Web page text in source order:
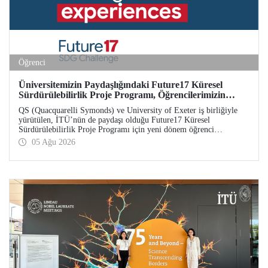
Öğrenci
Üniversitemizin Paydaşlığındaki Future17 Küresel
Sürdürülebilirlik Proje Programı, Öğrencilerimizin
Başvurularını Bekliyor
QS (Quacquarelli Symonds) ve University of Exeter iş birliğiyle
yürütülen, İTÜ’nün de paydaşı olduğu Future17 Küresel
Sürdürülebilirlik Proje Programı için yeni dönem öğrenci
başvuruları açıldı. Başvurular için son gün 31 Ağustos!
05 Ağu 2026